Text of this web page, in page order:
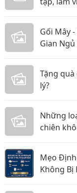
Gối Mây
Gian
Tặng
lý?
Những
chiên
Mẹo Định
Không Bị